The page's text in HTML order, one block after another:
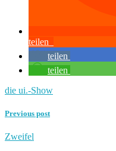
teilen
teilen
teilen
die ui.-Show
Previous post
Zweifel